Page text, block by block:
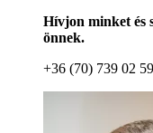
Hívjon minket és
önnek.
+36 (70) 739 02 59